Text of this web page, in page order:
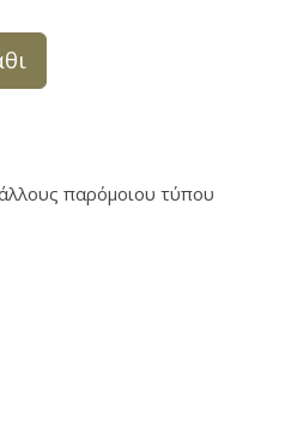
παρόμοιου τύπου